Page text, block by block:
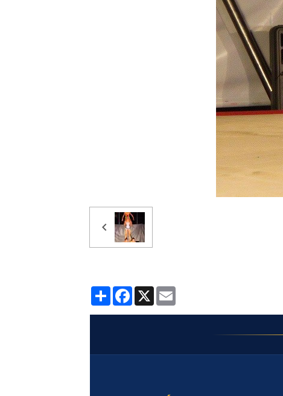
PartagerFacebook
X